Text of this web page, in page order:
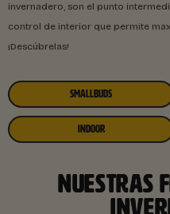
invernadero, son el punto
control de interior que permite
¡Descúbrelas!
SMALLBUDS
INDOOR
NUESTRAS